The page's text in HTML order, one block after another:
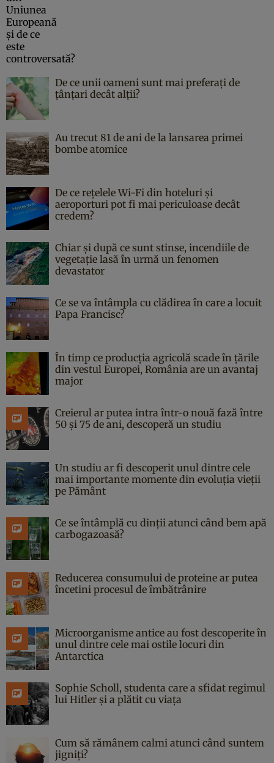
De ce unii oameni sunt mai preferați de
țânțari decât alții?
Au trecut 81 de ani de la lansarea primei
bombe atomice
De ce rețelele Wi-Fi din hoteluri și
aeroporturi pot fi mai periculoase decât
credem?
Chiar și după ce sunt stinse, incendiile de
vegetație lasă în urmă un fenomen
devastator
Ce se va întâmpla cu clădirea în care a locuit
Papa Francisc?
În timp ce producția agricolă scade în țările
din vestul Europei, România are un avantaj
major
Creierul ar putea intra într-o nouă fază între
50 și 75 de ani, descoperă un studiu
Un studiu ar fi descoperit unul dintre cele
mai importante momente din evoluția vieții
pe Pământ
Ce se întâmplă cu dinții atunci când bem apă
carbogazoasă?
Reducerea consumului de proteine ar putea
încetini procesul de îmbătrânire
Microorganisme antice au fost descoperite în
unul dintre cele mai ostile locuri din
Antarctica
Sophie Scholl, studenta care a sfidat regimul
lui Hitler și a plătit cu viața
Cum să rămânem calmi atunci când suntem
jigniți?